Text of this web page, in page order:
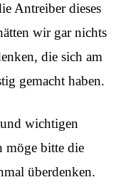
Antreiber dieses
wir gar nichts
die sich am
gemacht haben.
wichtigen
bitte die
überdenken.